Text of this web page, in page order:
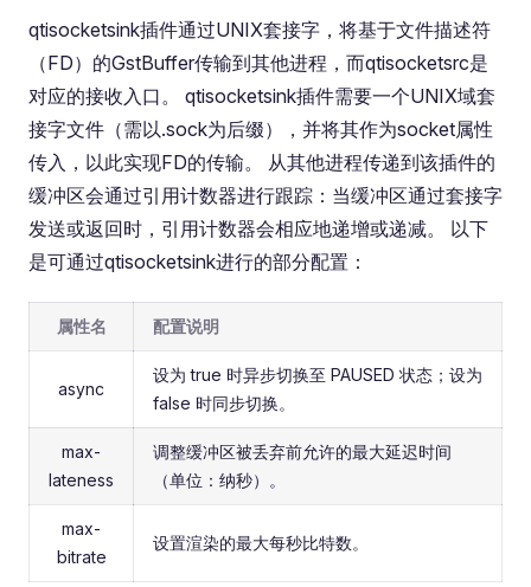
qtisocketsink插件通过UNIX套接字，将基于文件描述符
（FD）的GstBuffer传输到其他进程，而qtisocketsrc是
对应的接收入口。 qtisocketsink插件需要一个UNIX域套
接字文件（需以.sock为后缀），并将其作为socket属性
传入，以此实现FD的传输。 从其他进程传递到该插件的
缓冲区会通过引用计数器进行跟踪：当缓冲区通过套接字
发送或返回时，引用计数器会相应地递增或递减。 以下
是可通过qtisocketsink进行的部分配置：
属性名 配置说明
async
设为 true 时异步切换至 PAUSED 状态；设为
false 时同步切换。
max-
lateness
调整缓冲区被丢弃前允许的最大延迟时间
（单位：纳秒）。
max-
bitrate
设置渲染的最大每秒比特数。